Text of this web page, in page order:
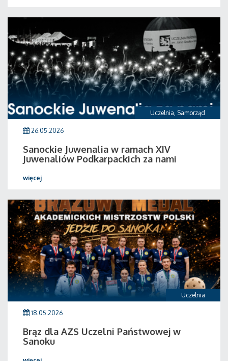
Uczelnia, Samorząd
26.05.2026
Sanockie Juwenalia w ramach XIV
Juwenaliów Podkarpackich za nami
więcej
Uczelnia
18.05.2026
Brąz dla AZS Uczelni Państwowej w
Sanoku